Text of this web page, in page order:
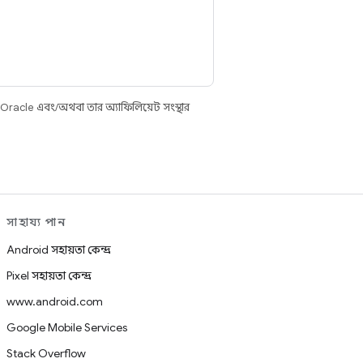
এবং/অথবা তার অ্যাফিলিয়েট সংস্থার
সাহায্য পান
Android সহায়তা কেন্দ্র
Pixel সহায়তা কেন্দ্র
www.android.com
Google Mobile Services
Stack Overflow